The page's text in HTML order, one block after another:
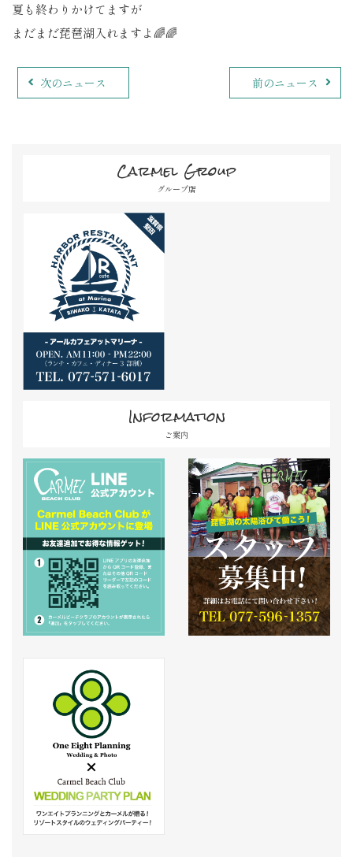
夏も終わりかけてますが
まだまだ琵琶湖入れますよ🌈🌈
次のニュース 前のニュース
Carmel Group
グループ店
Information
ご案内